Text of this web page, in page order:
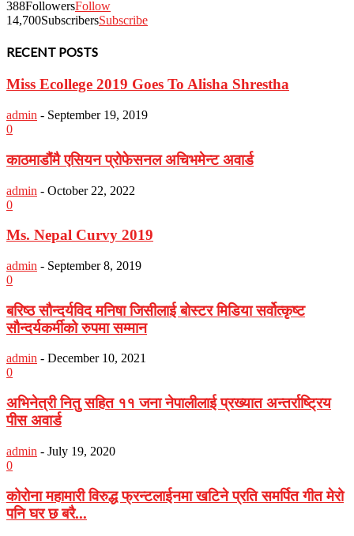
388FollowersFollow
14,700SubscribersSubscribe
RECENT POSTS
Miss Ecollege 2019 Goes To Alisha Shrestha
admin - September 19, 2019
0
काठमाडौंमै एसियन प्रोफेसनल अचिभमेन्ट अवार्ड
admin - October 22, 2022
0
Ms. Nepal Curvy 2019
admin - September 8, 2019
0
बरिष्ठ सौन्दर्यविद मनिषा जिसीलाई बोस्टर मिडिया सर्वोत्कृष्ट
सौन्दर्यकर्मीको रुपमा सम्मान
admin - December 10, 2021
0
अभिनेत्री नितु सहित ११ जना नेपालीलाई प्रख्यात अन्तर्राष्ट्रिय
पीस अवार्ड
admin - July 19, 2020
0
कोरोना महामारी विरुद्ध फ्रन्टलाईनमा खटिने प्रति समर्पित गीत मेरो
पनि घर छ बरै...